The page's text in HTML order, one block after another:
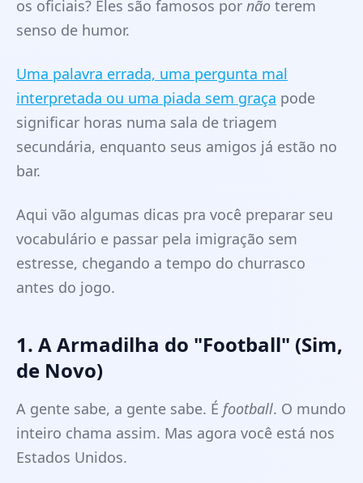
os oficiais? Eles são famosos por não terem
senso de humor.
Uma palavra errada, uma pergunta mal
interpretada ou uma piada sem graça pode
significar horas numa sala de triagem
secundária, enquanto seus amigos já estão no
bar.
Aqui vão algumas dicas pra você preparar seu
vocabulário e passar pela imigração sem
estresse, chegando a tempo do churrasco
antes do jogo.
1. A Armadilha do "Football" (Sim,
de Novo)
A gente sabe, a gente sabe. É football. O mundo
inteiro chama assim. Mas agora você está nos
Estados Unidos.